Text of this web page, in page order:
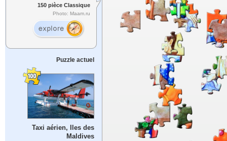
150 pièce Classique
Photo: Maam.ru
Puzzle actuel
Taxi aérien, Iles des
Maldives